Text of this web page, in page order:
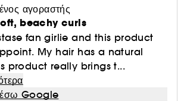
αγοραστής
beachy curls
fan girlie and this product
My hair has a natural
product really brings t...
Google